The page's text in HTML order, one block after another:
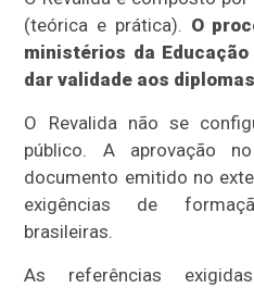
(teórica e prática). O
ministérios da
dar validade aos
O Revalida não se
público. A aprovação
documento emitido no
exigências de
brasileiras.
As referências